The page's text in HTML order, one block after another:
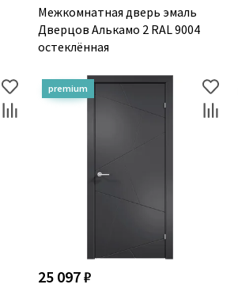
Межкомнатная дверь эмаль
Дверцов Алькамо 2 RAL 9004
остеклённая
25 097 ₽